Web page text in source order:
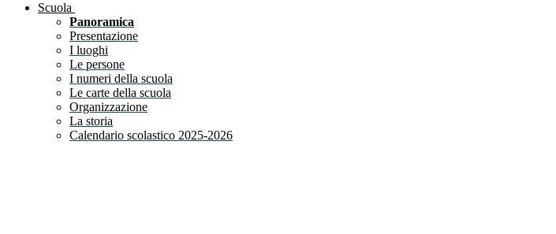
Scuola
Panoramica
Presentazione
I luoghi
Le persone
I numeri della scuola
Le carte della scuola
Organizzazione
La storia
Calendario scolastico 2025-2026